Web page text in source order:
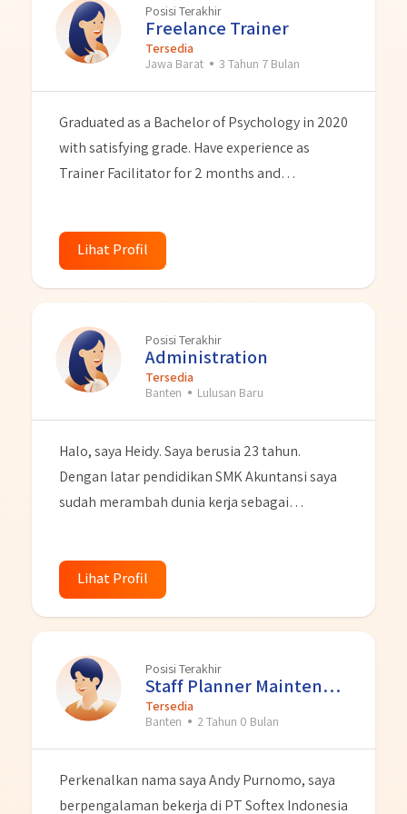
Posisi Terakhir
Freelance Trainer
Tersedia
Jawa Barat
3 Tahun 7 Bulan
Graduated as a Bachelor of Psychology in 2020
with satisfying grade. Have experience as
Trainer Facilitator for 2 months and
do administrative things. Also I have passion in
HR and seeking for position to start a career in
Lihat Profil
Posisi Terakhir
Administration
Tersedia
Banten
Lulusan Baru
Halo, saya Heidy. Saya berusia 23 tahun.
Dengan latar pendidikan SMK Akuntansi saya
sudah merambah dunia kerja sebagai
saya miliki terkait pelayanan customer dan
juga pelayanan dokumentasi kantor. Saya juga
memiliki basic pengetahuan tentang
Akuntansi. Saya adalah personal yang tekun,
gigih dalam belajar dan juga cepat belajar hal
baru. Saya menyukai hal detail dan teliti. Saya
juga sangat menyukai keramah tamahan
tim.
Lihat Profil
Posisi Terakhir
Staff Planner Maintenance
Tersedia
Banten
2 Tahun 0 Bulan
Perkenalkan nama saya Andy Purnomo, saya
berpengalaman bekerja di PT Softex Indonesia